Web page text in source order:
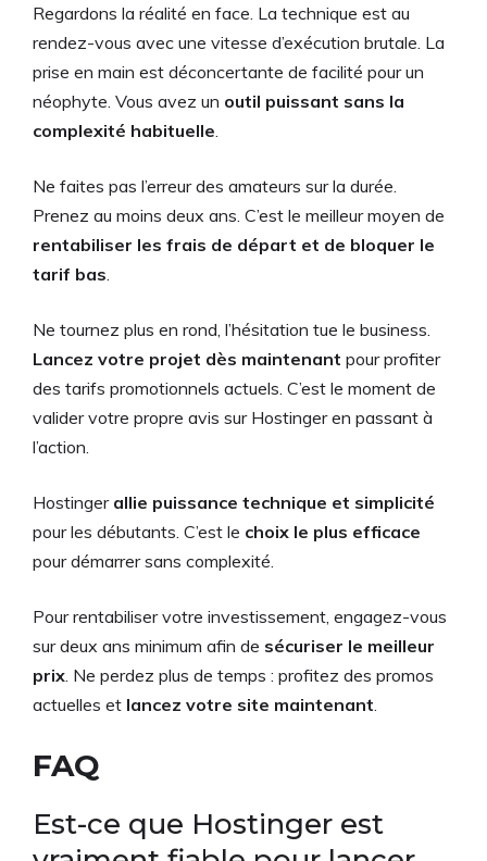
Regardons la réalité en face. La technique est au
rendez-vous avec une vitesse d’exécution brutale. La
prise en main est déconcertante de facilité pour un
néophyte. Vous avez un outil puissant sans la
complexité habituelle
Ne faites pas l’erreur des amateurs sur la durée.
Prenez au moins deux ans. C’est le meilleur moyen de
rentabiliser les frais de départ et de bloquer le
tarif bas
Ne tournez plus en rond, l’hésitation tue le business.
Lancez votre projet dès maintenant pour profiter
des tarifs promotionnels actuels. C’est le moment de
valider votre propre avis sur Hostinger en passant à
l’action.
Hostinger allie puissance technique et simplicité
pour les débutants. C’est le choix le plus efficace
pour démarrer sans complexité.
Pour rentabiliser votre investissement, engagez-vous
sur deux ans minimum afin de sécuriser le meilleur
prix . Ne perdez plus de temps : profitez des promos
actuelles et lancez votre site maintenant
FAQ
Est-ce que Hostinger est